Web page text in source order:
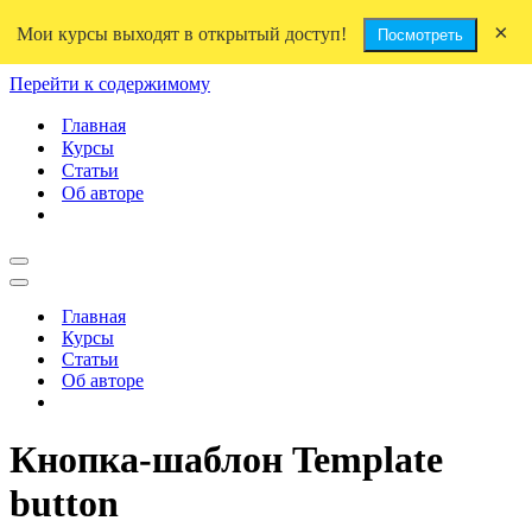
Перейти к содержимому
Главная
Курсы
Статьи
Об авторе
Меню
навигации
Меню
навигацииГлавная
Курсы
Статьи
Об авторе
Кнопка-шаблон Template
button
Мои курсы выходят в открытый доступ! Посмотреть ×